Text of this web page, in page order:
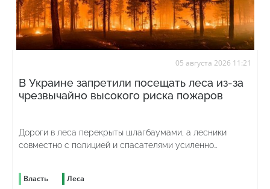
05 августа 2026 11:21
В Украине запретили посещать леса из-за
чрезвычайно высокого риска пожаров
Дороги в леса перекрыты шлагбаумами, а лесники
совместно с полицией и спасателями усиленно
Власть Леса